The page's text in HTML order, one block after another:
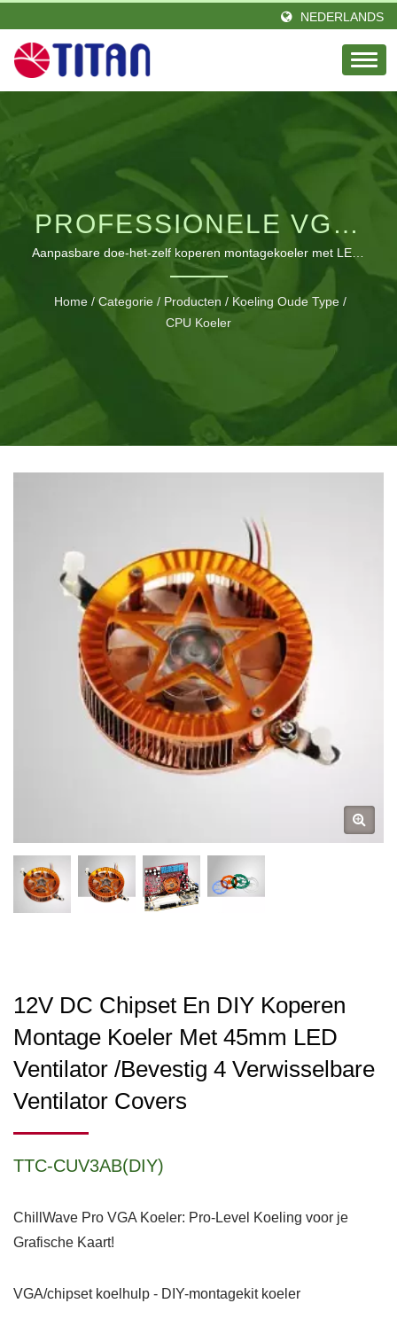
NEDERLANDS
PROFESSIONELE VGA-
EN
Aanpasbare doe-het-zelf koperen montagekoeler met LED-
verlichting en universele compatibiliteit
Home / Categorie / Producten / Koeling Oude Type /
CPU Koeler
12V DC Chipset En DIY Koperen
Montage Koeler Met 45mm LED
Ventilator /Bevestig 4 Verwisselbare
Ventilator Covers
TTC-CUV3AB(DIY)
ChillWave Pro VGA Koeler: Pro-Level Koeling voor je
Grafische Kaart!
VGA/chipset koelhulp - DIY-montagekit koeler